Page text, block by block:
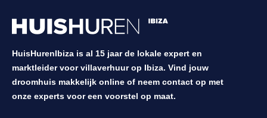
HuisHurenIbiza is al 15 jaar de lokale expert en
marktleider voor villaverhuur op Ibiza. Vind jouw
droomhuis makkelijk online of neem contact op met
onze experts voor een voorstel op maat.